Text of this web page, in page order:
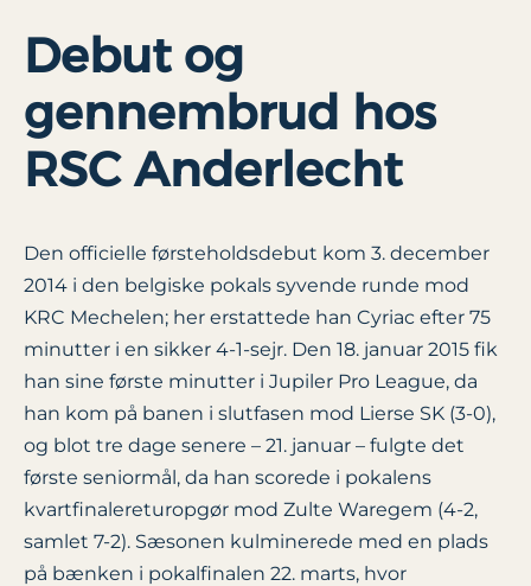
Debut og
gennembrud hos
RSC Anderlecht
Den officielle førsteholdsdebut kom 3. december
2014 i den belgiske pokals syvende runde mod
KRC Mechelen; her erstattede han Cyriac efter 75
minutter i en sikker 4-1-sejr. Den 18. januar 2015 fik
han sine første minutter i Jupiler Pro League, da
han kom på banen i slutfasen mod Lierse SK (3-0),
og blot tre dage senere – 21. januar – fulgte det
første seniormål, da han scorede i pokalens
kvartfinalereturopgør mod Zulte Waregem (4-2,
samlet 7-2). Sæsonen kulminerede med en plads
på bænken i pokalfinalen 22. marts, hvor